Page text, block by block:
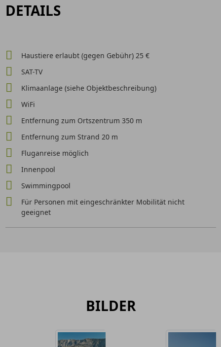
DETAILS
Haustiere erlaubt (gegen Gebühr) 25 €
SAT-TV
Klimaanlage (siehe Objektbeschreibung)
WiFi
Entfernung zum Ortszentrum 350 m
Entfernung zum Strand 20 m
Fluganreise möglich
Innenpool
Swimmingpool
Für Personen mit eingeschränkter Mobilität nicht
geeignet
BILDER